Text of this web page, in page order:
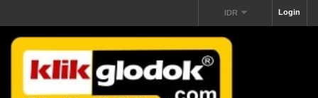
Login
IDR